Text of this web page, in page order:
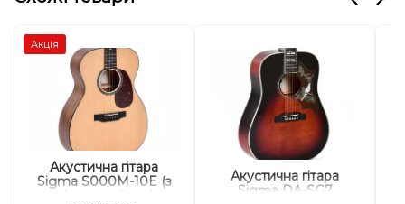
Акція
Акустична гітара
Sigma S000M-10E (з
Акустична гітара
Sigma DA-SG7